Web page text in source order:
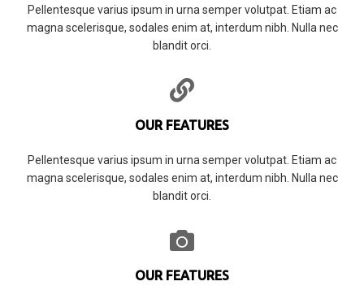
Pellentesque varius ipsum in urna semper volutpat. Etiam ac
magna scelerisque, sodales enim at, interdum nibh. Nulla nec
blandit orci.
OUR FEATURES
Pellentesque varius ipsum in urna semper volutpat. Etiam ac
magna scelerisque, sodales enim at, interdum nibh. Nulla nec
blandit orci.
OUR FEATURES